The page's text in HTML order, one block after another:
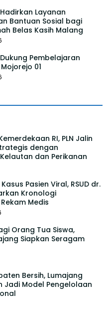
Hadirkan Layanan
Bantuan Sosial bagi
Belas Kasih Malang
Dukung Pembelajaran
01
RI, PLN Jalin
dengan
dan Perikanan
Pasien Viral, RSUD dr.
Kronologi
Medis
Orang Tua Siswa,
Siapkan Seragam
Bersih, Lumajang
Jadi Model Pengelolaan